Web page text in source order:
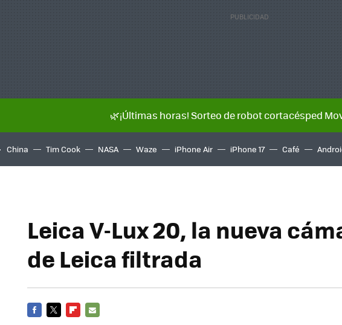
🌿¡Últimas horas! Sorteo de robot cortacésped
China Tim Cook NASA Waze iPhone Air iPhone 17 Café
Leica V-Lux 20, la nueva
de Leica filtrada